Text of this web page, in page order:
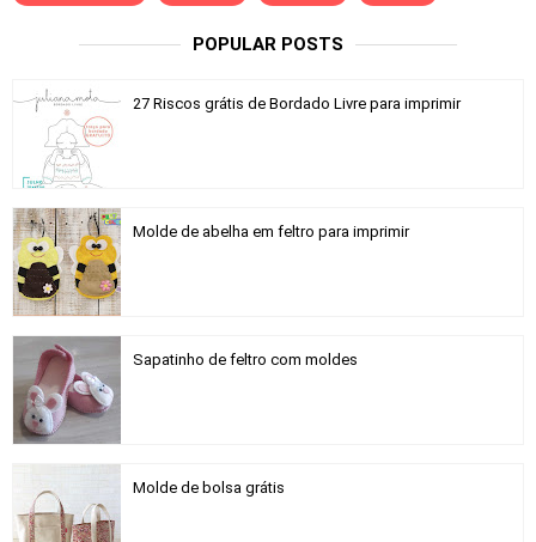
POPULAR POSTS
27 Riscos grátis de Bordado Livre para imprimir
Molde de abelha em feltro para imprimir
Sapatinho de feltro com moldes
Molde de bolsa grátis